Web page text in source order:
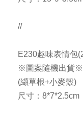
//
E230趣味表情包
※圖案隨機出貨※
(纈草根+小麥殼)
尺寸：8*7*2.5cm